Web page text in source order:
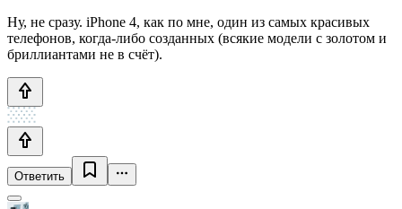
Ну, не сразу. iPhone 4, как по мне, один из самых красивых
телефонов, когда-либо созданных (всякие модели с золотом и
бриллиантами не в счёт).
Ответить